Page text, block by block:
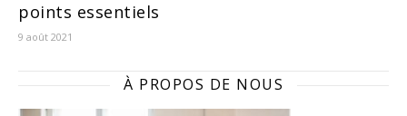
points essentiels
9 août 2021
À PROPOS DE NOUS